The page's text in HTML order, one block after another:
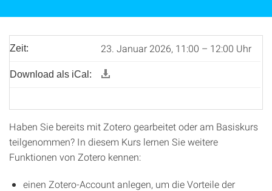
Zeit: 23. Januar 2026, 11:00 – 12:00 Uhr
Download als iCal:
Haben Sie bereits mit Zotero gearbeitet oder am Basiskurs
teilgenommen? In diesem Kurs lernen Sie weitere
Funktionen von Zotero kennen:
einen Zotero-Account anlegen, um die Vorteile der